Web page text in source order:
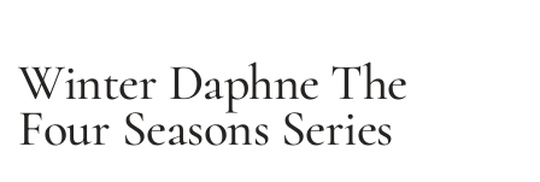
Winter Daphne The
Four Seasons Series